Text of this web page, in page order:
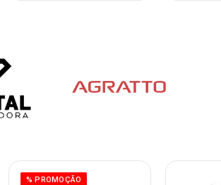
% PROMOÇÃO